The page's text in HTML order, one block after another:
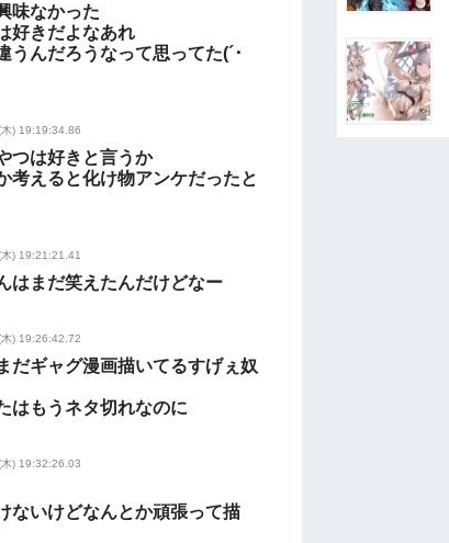
味なかった
好きだよなあれ
うんだろうなって思ってた(´･
) 19:19:34.86
つは好きと言うか
考えると化け物アンケだったと
) 19:21:21.41
はまだ笑えたんだけどなー
) 19:26:42.72
だギャグ漫画描いてるすげぇ奴
はもうネタ切れなのに
) 19:32:26.03
ないけどなんとか頑張って描